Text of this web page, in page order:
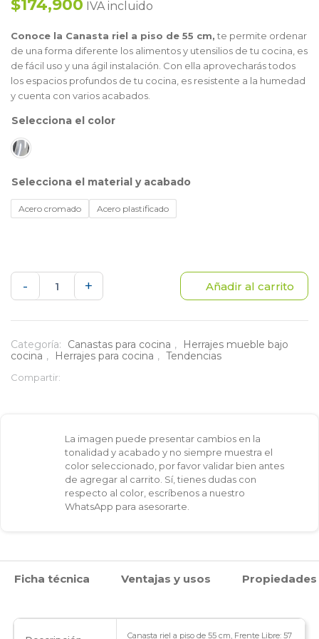
$174,900 IVA incluido
Conoce la Canasta riel a piso de 55 cm, te permite ordenar
de una forma diferente los alimentos y utensilios de tu cocina, es
de fácil uso y una ágil instalación. Con ella aprovecharás todos
los espacios profundos de tu cocina, es resistente a la humedad
y cuenta con varios acabados.
color
material y acabado
Acero cromado Acero plastificado
-
Canasta
a
piso
cantidad
+ Añadir al carrito
Categoría: Canastas para cocina ,
Herrajes mueble bajo
cocina , Herrajes para cocina , Tendencias
Compartir:
La imagen puede presentar cambios en la
tonalidad y acabado y no siempre muestra el
color seleccionado, por favor validar bien antes
de agregar al carrito. Sí, tienes dudas con
respecto al color, escríbenos a nuestro
WhatsApp para asesorarte.
Ficha técnica Ventajas y usos Propiedades
Canasta riel a piso de 55 cm, Frente Libre: 57